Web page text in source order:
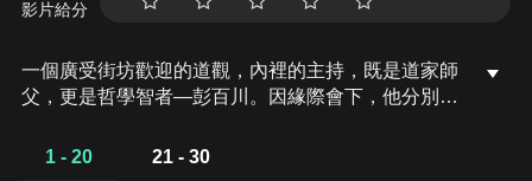
影片給分
一個廣受街坊歡迎的道觀，內裡的主持，既是道家師
父，更是哲學智者—彭百川。因緣際會下，他分別遇
弟。四師徒分別破解街坊鬧鬼問題，漸有名氣。後
1 - 20 21 - 30